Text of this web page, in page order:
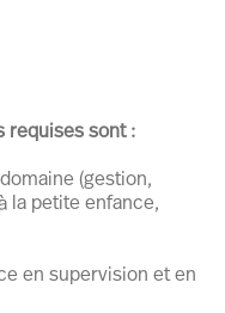
requises sont :
(gestion,
la petite enfance,
en supervision et en